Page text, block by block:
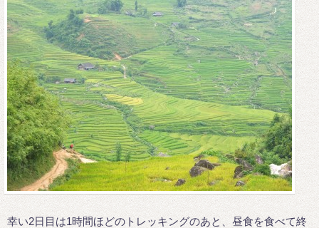
幸い2日目は1時間ほどのトレッキングのあと、昼食を食べて終